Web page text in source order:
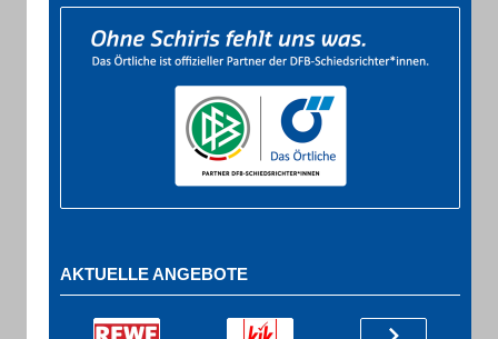
AKTUELLE ANGEBOTE